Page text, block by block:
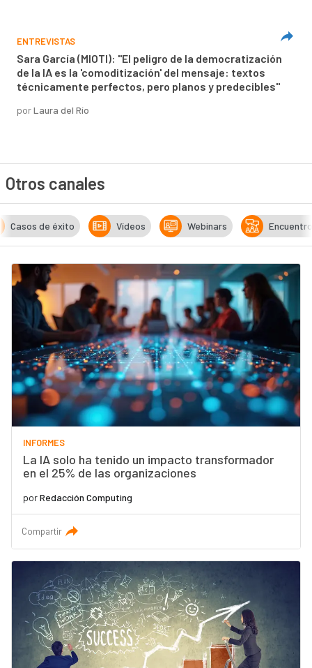
ENTREVISTAS
Sara García (MIOTI): "El peligro de la democratización
de la IA es la 'comoditización' del mensaje: textos
técnicamente perfectos, pero planos y predecibles"
porLaura del Río
Otros canales
Casos de éxito Vídeos Webinars
INFORMES
La IA solo ha tenido un impacto transformador
en el 25% de las organizaciones
porRedacción Computing
Compartir